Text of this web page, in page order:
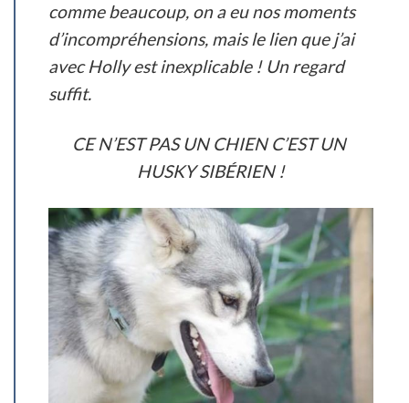
comme beaucoup, on a eu nos moments
d’incompréhensions, mais le lien que j’ai
avec Holly est inexplicable ! Un regard
suffit.
CE N’EST PAS UN CHIEN C’EST UN
HUSKY SIBÉRIEN !